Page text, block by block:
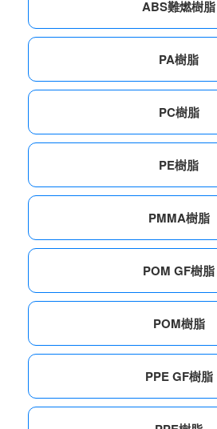
ABS難燃樹脂
PA樹脂
PC樹脂
PE樹脂
PMMA樹脂
POM GF樹脂
POM樹脂
PPE GF樹脂